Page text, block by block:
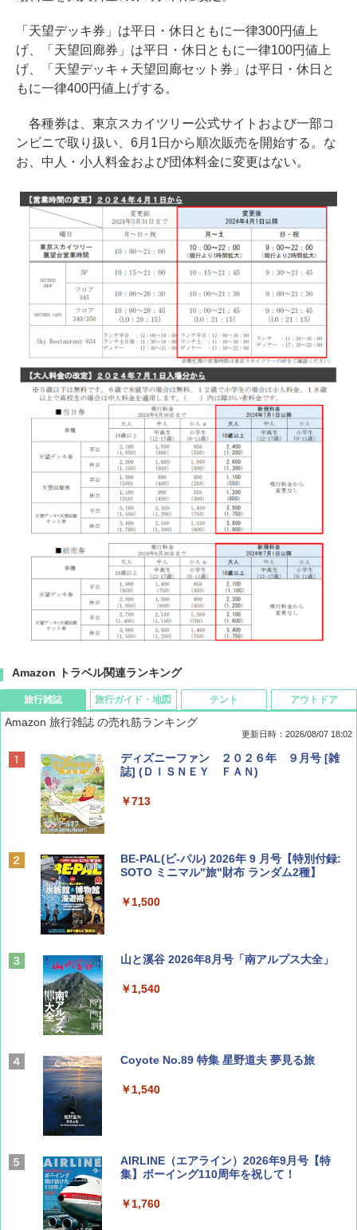
「天望デッキ券」は平日・休日ともに一律300円値上
げ、「天望回廊券」は平日・休日ともに一律100円値上
げ、「天望デッキ＋天望回廊セット券」は平日・休日と
もに一律400円値上げする。
各種券は、東京スカイツリー公式サイトおよび一部コ
ンビニで取り扱い、6月1日から順次販売を開始する。な
お、中人・小人料金および団体料金に変更はない。
Amazon トラベル関連ランキング
旅行雑誌
Amazon 旅行雑誌 の売れ筋ランキング
更新日時：2026/08/07 18:02
ディズニーファン ２０２６年 ９月号 [雑
誌] (ＤＩＳＮＥＹ ＦＡＮ)
￥713
BE-PAL(ビ-パル) 2026年 9 月号【特別付録:
SOTO ミニマル"旅"財布 ランダム2種】
￥1,500
山と溪谷 2026年8月号「南アルプス大全」
￥1,540
Coyote No.89 特集 星野道夫 夢見る旅
￥1,540
AIRLINE（エアライン）2026年9月号【特
集】ボーイング110周年を祝して！
￥1,760
旅行ガイド・地図 テント アウトドア